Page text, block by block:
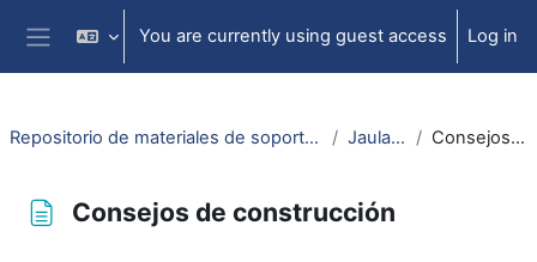
Skip to main content
Side panel
You are currently using guest access Log in
Repositorio de materiales de soporte para la docencia de la física universitaria II Jaula de Faraday Consejos de construcción
Consejos de construcción